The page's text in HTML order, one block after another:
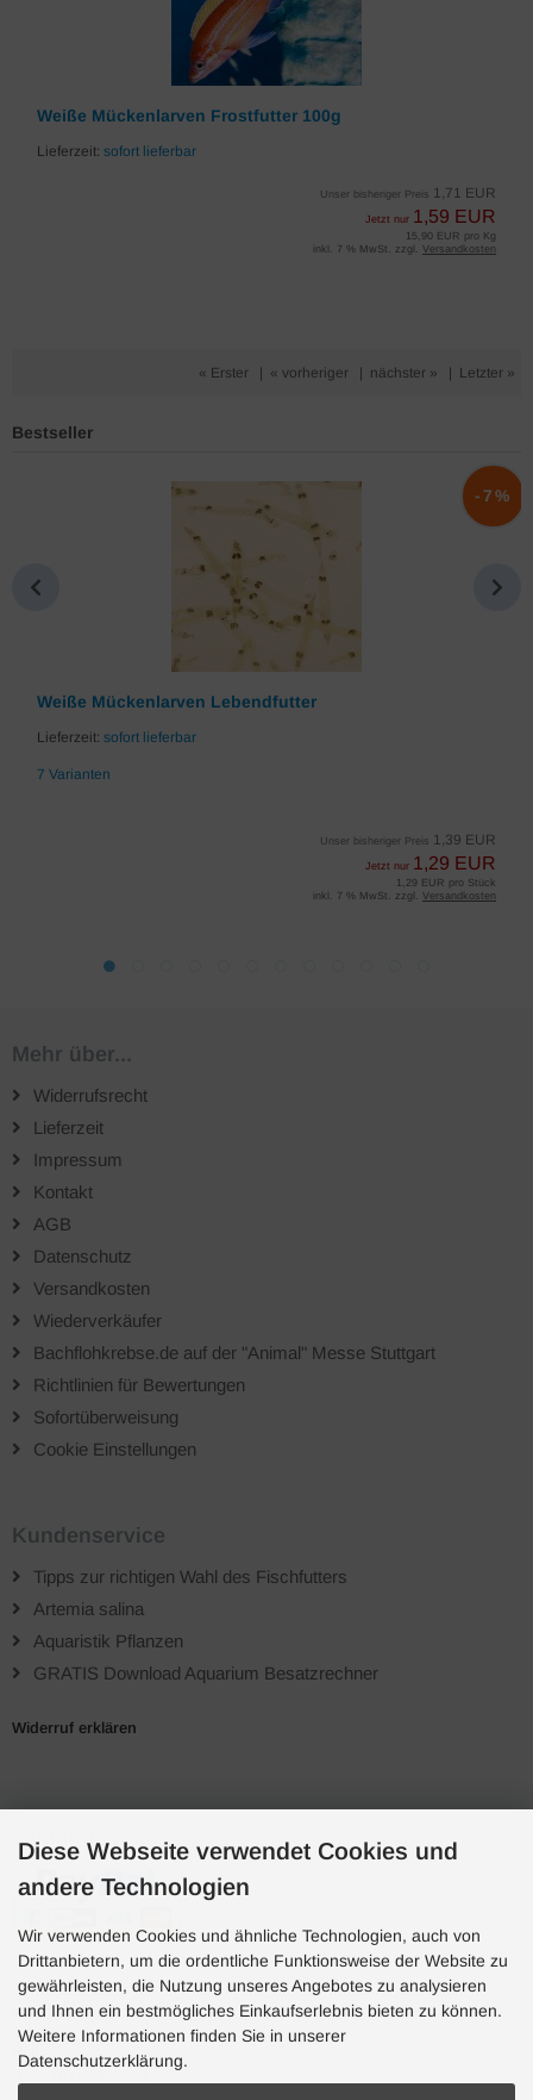
Weiße Mückenlarven Frostfutter 100g
Lieferzeit: sofort lieferbar
Unser bisheriger Preis 1,71 EUR
Jetzt nur 1,59 EUR
15,90 EUR pro Kg
inkl. 7 % MwSt. zzgl. Versandkosten
« Erster « vorheriger nächster » Letzter »
Bestseller
Weiße Mückenlarven Lebendfutter
Lieferzeit: sofort lieferbar
7 Varianten
Unser bisheriger Preis 1,39 EUR
Jetzt nur 1,29 EUR
-7%
1,29 EUR pro Stück
inkl. 7 % MwSt. zzgl. Versandkosten
Mehr über...
Widerrufsrecht
Lieferzeit
Impressum
Kontakt
AGB
Datenschutz
Versandkosten
Wiederverkäufer
Bachflohkrebse.de auf der "Animal" Messe Stuttgart
Richtlinien für Bewertungen
Sofortüberweisung
Cookie Einstellungen
Kundenservice
Tipps zur richtigen Wahl des Fischfutters
Artemia salina
Aquaristik Pflanzen
GRATIS Download Aquarium Besatzrechner
Widerruf erklären
Zahlungsarten
Hotline
Hotline
Diese Webseite verwendet Cookies und
andere Technologien
Wir verwenden Cookies und ähnliche Technologien, auch von
Drittanbietern, um die ordentliche Funktionsweise der Website zu
gewährleisten, die Nutzung unseres Angebotes zu analysieren
und Ihnen ein bestmögliches Einkaufserlebnis bieten zu können.
Weitere Informationen finden Sie in unserer
Datenschutzerklärung.